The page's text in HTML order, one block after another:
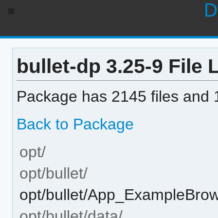
bullet-dp 3.25-9 File
Package has 2145 files and
Back to Package
opt/
opt/bullet/
opt/bullet/